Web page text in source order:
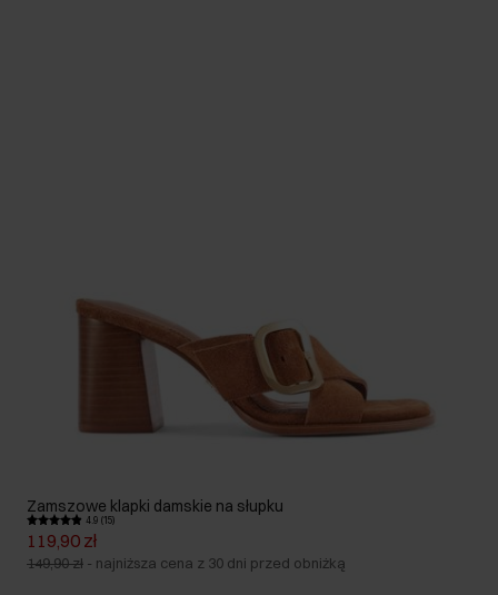
Zamszowe klapki damskie na słupku
4.9 (15)
119,90 zł
149,90 zł - najniższa cena z 30 dni przed obniżką